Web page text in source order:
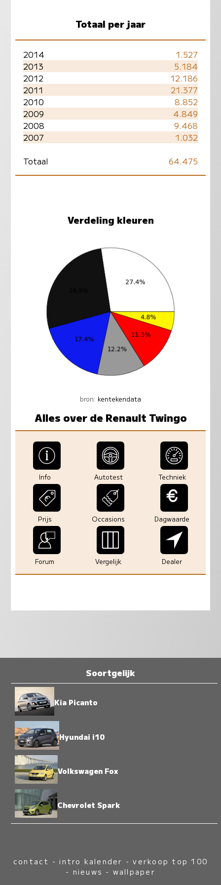
Totaal per jaar
2014
1.527
2013
5.184
2012
12.186
2011
21.377
2010
8.852
2009
4.849
2008
9.468
2007
1.032
Totaal
64.475
Verdeling kleuren
bron: kentekendata
Alles over de Renault Twingo
Info Autotest Techniek
Prijs Occasions Dagwaarde
Forum Vergelijk Dealer
Soortgelijk
Kia Picanto
Hyundai i10
Volkswagen Fox
Chevrolet Spark
contact -intro kalender -verkoop top 100
- nieuws - wallpaper